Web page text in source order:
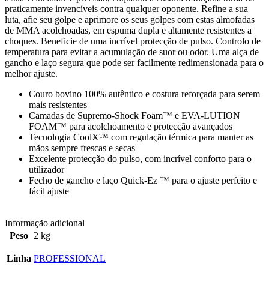
praticamente invencíveis contra qualquer oponente. Refine a sua
luta, afie seu golpe e aprimore os seus golpes com estas almofadas
de MMA acolchoadas, em espuma dupla e altamente resistentes a
choques. Beneficie de uma incrível protecção de pulso. Controlo de
temperatura para evitar a acumulação de suor ou odor. Uma alça de
gancho e laço segura que pode ser facilmente redimensionada para o
melhor ajuste.
Couro bovino 100% autêntico e costura reforçada para serem
mais resistentes
Camadas de Supremo-Shock Foam™ e EVA-LUTION
FOAM™ para acolchoamento e protecção avançados
Tecnologia CoolX™ com regulação térmica para manter as
mãos sempre frescas e secas
Excelente protecção do pulso, com incrível conforto para o
utilizador
Fecho de gancho e laço Quick-Ez ™ para o ajuste perfeito e
fácil ajuste
Informação adicional
Peso 2 kg
Linha PROFESSIONAL